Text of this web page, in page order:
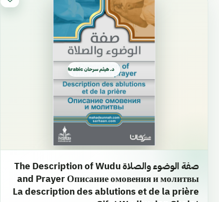
د. هيثم سرحان Arabic العربية
صفة الوضوء والصلاة The Description of Wudu
and Prayer Описание омовения и молитвы
La description des ablutions et de la prière